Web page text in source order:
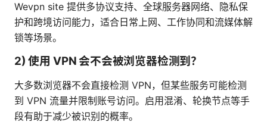
Wevpn site 提供多协议支持、全球服务器网络、隐私保
护和跨境访问能力，适合日常上网、工作协同和流媒体解
锁等场景。
2) 使用 VPN 会不会被浏览器检测到？
大多数浏览器不会直接检测 VPN，但某些服务可能检测
到 VPN 流量并限制账号访问。启用混淆、轮换节点等手
段有助于减少被识别的概率。